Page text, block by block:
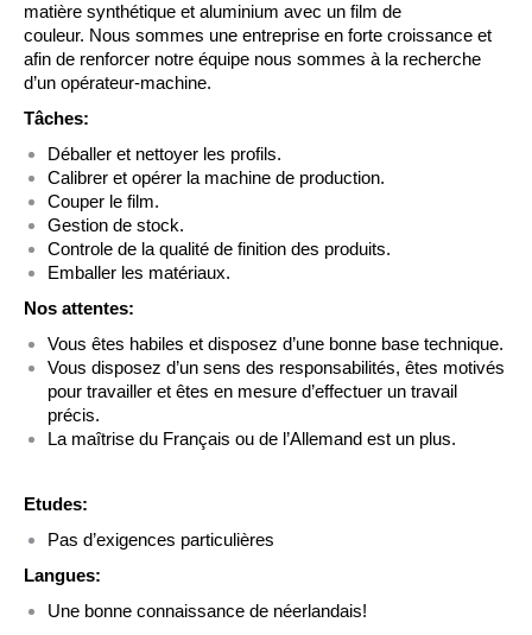
matière synthétique et aluminium avec un film de
couleur. Nous sommes une entreprise en forte croissance et
afin de renforcer notre équipe nous sommes à la recherche
d’un opérateur-machine.
Tâches:
Déballer et nettoyer les profils.
Calibrer et opérer la machine de production.
Couper le film.
Gestion de stock.
Controle de la qualité de finition des produits.
Emballer les matériaux.
Nos attentes:
Vous êtes habiles et disposez d’une bonne base technique.
Vous disposez d’un sens des responsabilités, êtes motivés
pour travailler et êtes en mesure d’effectuer un travail
précis.
La maîtrise du Français ou de l’Allemand est un plus.
Etudes:
Pas d’exigences particulières
Langues:
Une bonne connaissance de néerlandais!